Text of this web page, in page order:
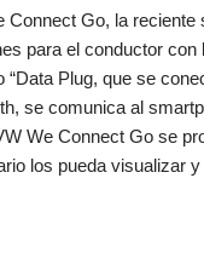
Connect Go, la reciente
para el conductor con
“Data Plug, que se
se comunica al
We Connect Go se
los pueda visualizar y